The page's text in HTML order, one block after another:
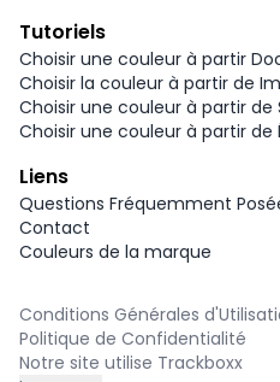
Tutoriels
Choisir une couleur à partir
Choisir la couleur à partir de
Choisir une couleur à partir de
Choisir une couleur à partir de
Liens
Questions Fréquemment
Contact
Couleurs de la marque
Conditions Générales
Politique de Confidentialité
Notre site utilise Trackboxx